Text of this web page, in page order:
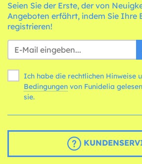
Seien Sie der Erste, der von
Angeboten erfährt, indem Sie Ihre
registrieren!
Ich habe die rechtlichen Hinweise
Bedingungen
sie.